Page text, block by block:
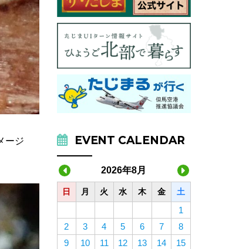
ージ
EVENT CALENDAR
2026年8月
日 月 火 水 木 金 土
1
2
3 4 5 6 7
8
9
10 11 12 13 14
15